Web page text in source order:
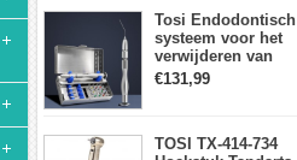
Tosi Endodontisch
systeem voor het
verwijderen van
gebroken vijlen
€131,99
TOSI TX-414-734